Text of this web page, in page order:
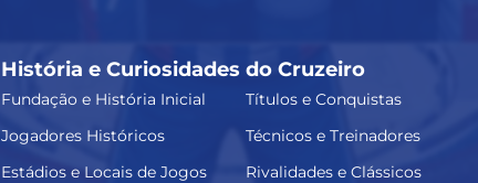
História e Curiosidades do Cruzeiro
Fundação e História Inicial
Títulos e Conquistas
Jogadores Históricos
Técnicos e Treinadores
Estádios e Locais de Jogos
Rivalidades e Clássicos